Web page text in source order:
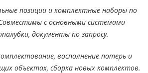
позиции и комплектные наборы по
с основными системами
документы по запросу.
восполнение потерь и
объектах, сборка новых комплектов.